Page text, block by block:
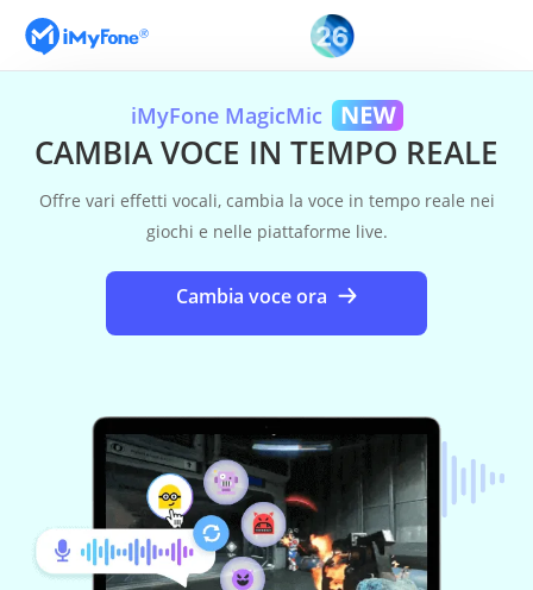
iMyFone MagicMic
CAMBIA VOCE IN TEMPO REALE
Offre vari effetti vocali, cambia la voce in tempo reale nei
giochi e nelle piattaforme live.
Cambia voce ora